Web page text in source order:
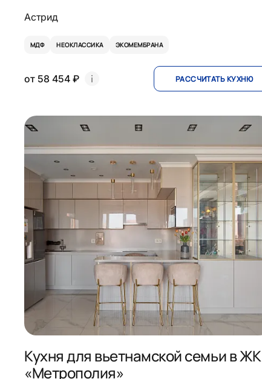
Астрид
МДФ НЕОКЛАССИКА ЭКОМЕМБРАНА
от 58 454 ₽ РАССЧИТАТЬ КУХНЮ
Кухня для вьетнамской семьи в ЖК
«Метрополия»